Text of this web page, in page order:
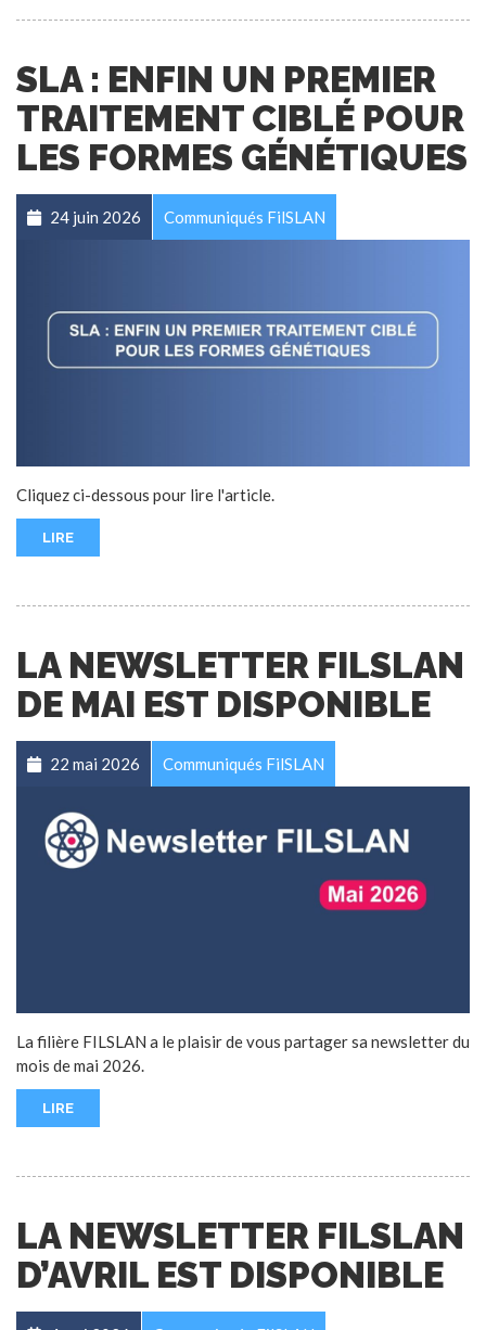
SLA : ENFIN UN PREMIER
TRAITEMENT CIBLÉ POUR
LES FORMES GÉNÉTIQUES
24 juin 2026 Communiqués FilSLAN
Cliquez ci-dessous pour lire l'article.
LIRE
LA NEWSLETTER FILSLAN
DE MAI EST DISPONIBLE
22 mai 2026 Communiqués FilSLAN
La filière FILSLAN a le plaisir de vous partager sa newsletter du
mois de mai 2026.
LIRE
LA NEWSLETTER FILSLAN
D’AVRIL EST DISPONIBLE